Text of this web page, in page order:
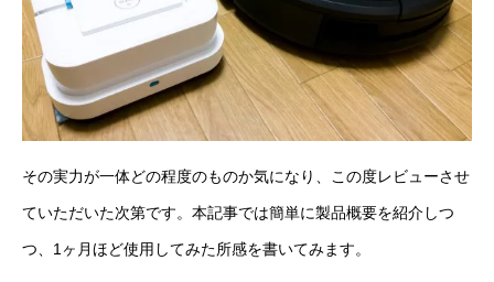
その実力が一体どの程度のものか気になり、この度レビューさせ
ていただいた次第です。本記事では簡単に製品概要を紹介しつ
つ、1ヶ月ほど使用してみた所感を書いてみます。